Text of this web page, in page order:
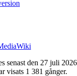
senast den 27 juli
visats 1 381 gånger.